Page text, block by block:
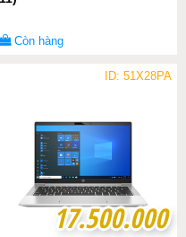
Còn hàng
ID: 51X28PA
17.500.000
17.500.000